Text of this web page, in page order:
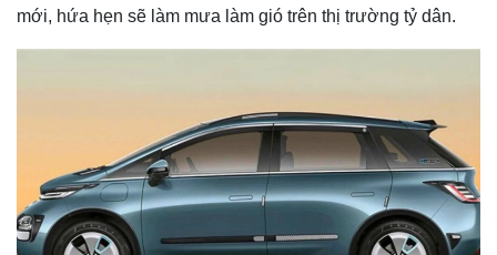
mới, hứa hẹn sẽ làm mưa làm gió trên thị trường tỷ dân.